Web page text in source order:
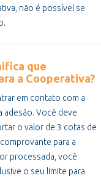
não é possível se
que
a Cooperativa?
em contato com a
adesão. Você deve
o valor de 3 cotas de
para a
processada, você
o seu limite para